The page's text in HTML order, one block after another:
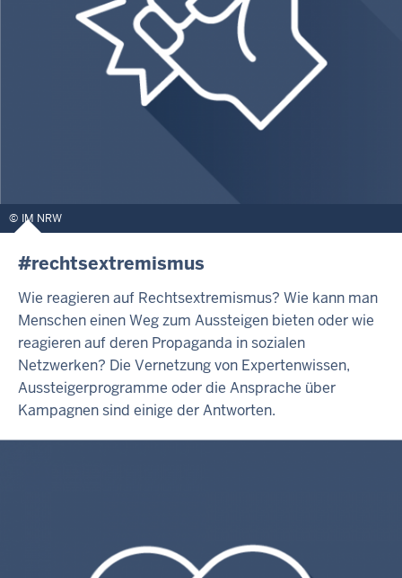
IM NRW
#rechtsextremismus
Wie reagieren auf Rechtsextremismus? Wie kann man
Menschen einen Weg zum Aussteigen bieten oder wie
reagieren auf deren Propaganda in sozialen
Netzwerken? Die Vernetzung von Expertenwissen,
Aussteigerprogramme oder die Ansprache über
Kampagnen sind einige der Antworten.